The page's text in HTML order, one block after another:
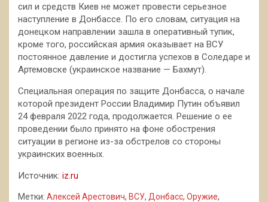
сил и средств Киев не может провести серьезное
наступление в Донбассе. По его словам, ситуация на
донецком направлении зашла в оперативный тупик,
кроме того, российская армия оказывает на ВСУ
постоянное давление и достигла успехов в Соледаре и
Артемовске (украинское название — Бахмут).
Специальная операция по защите Донбасса, о начале
которой президент России Владимир Путин объявил
24 февраля 2022 года, продолжается. Решение о ее
проведении было принято на фоне обострения
ситуации в регионе из-за обстрелов со стороны
украинских военных.
Источник: iz.ru
Метки: Алексей Арестович, ВСУ, Донбасс, Оружие,